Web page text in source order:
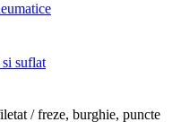
suflat
/ freze, burghie, puncte